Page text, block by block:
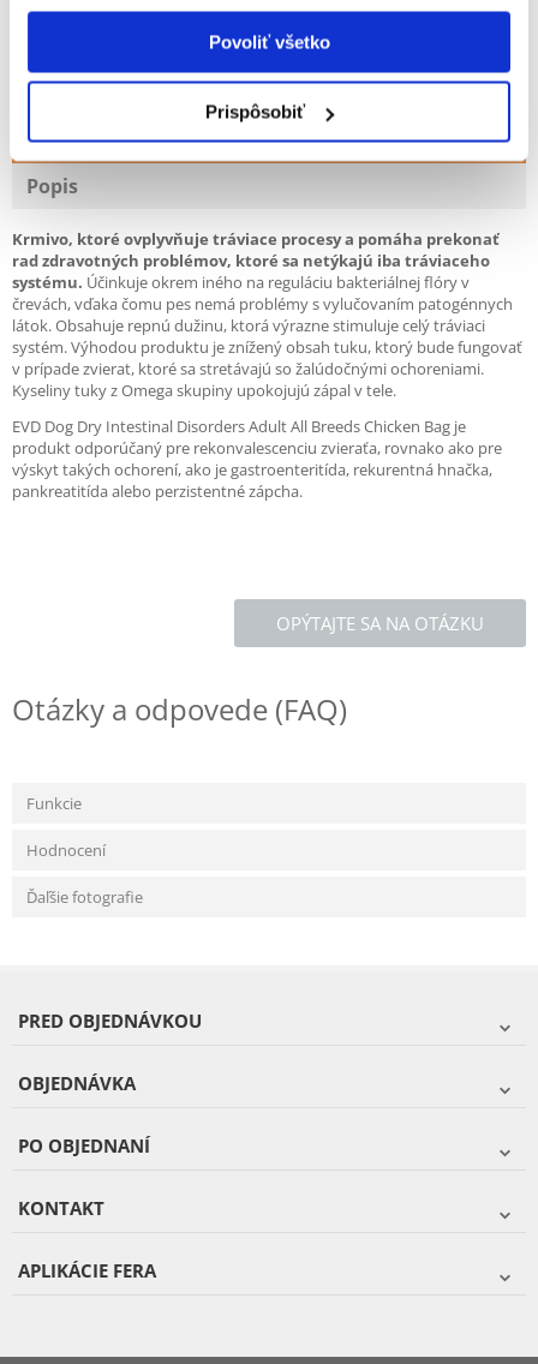
Povoliť všetko
Prispôsobiť
Recommend
91% ZÁKAZNÍCI ODPORÚČAJÚ TENTO PRODUKT
NAPÍSAŤ RECENZIU
Popis
Krmivo, ktoré ovplyvňuje tráviace procesy a pomáha prekonať
rad zdravotných problémov, ktoré sa netýkajú iba tráviaceho
systému. Účinkuje okrem iného na reguláciu bakteriálnej flóry v
črevách, vďaka čomu pes nemá problémy s vylučovaním patogénnych
látok. Obsahuje repnú dužinu, ktorá výrazne stimuluje celý tráviaci
systém. Výhodou produktu je znížený obsah tuku, ktorý bude fungovať
v prípade zvierat, ktoré sa stretávajú so žalúdočnými ochoreniami.
Kyseliny tuky z Omega skupiny upokojujú zápal v tele.
EVD Dog Dry Intestinal Disorders Adult All Breeds Chicken Bag je
produkt odporúčaný pre rekonvalescenciu zvieraťa, rovnako ako pre
výskyt takých ochorení, ako je gastroenteritída, rekurentná hnačka,
pankreatitída alebo perzistentné zápcha.
OPÝTAJTE SA NA OTÁZKU
Otázky a odpovede (FAQ)
Funkcie
Hodnocení
Ďaľšie fotografie
PRED OBJEDNÁVKOU
OBJEDNÁVKA
PO OBJEDNANÍ
KONTAKT
APLIKÁCIE FERA